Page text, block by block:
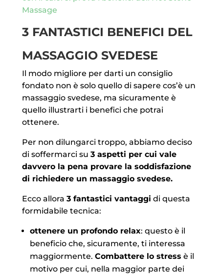
Massage
3 FANTASTICI BENEFICI DEL
MASSAGGIO SVEDESE
Il modo migliore per darti un consiglio
fondato non è solo quello di sapere cos’è un
massaggio svedese, ma sicuramente è
quello illustrarti i benefici che potrai
ottenere.
Per non dilungarci troppo, abbiamo deciso
di soffermarci su 3 aspetti per cui vale
davvero la pena provare la soddisfazione
di richiedere un massaggio svedese.
Ecco allora 3 fantastici vantaggi di questa
formidabile tecnica:
ottenere un profondo relax: questo è il
beneficio che, sicuramente, ti interessa
maggiormente. Combattere lo stress è il
motivo per cui, nella maggior parte dei